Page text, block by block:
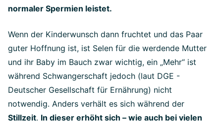
normaler Spermien leistet.
Wenn der Kinderwunsch dann fruchtet und das Paar
guter Hoffnung ist, ist Selen für die werdende Mutter
und ihr Baby im Bauch zwar wichtig, ein „Mehr“ ist
während Schwangerschaft jedoch (laut DGE -
Deutscher Gesellschaft für Ernährung) nicht
notwendig. Anders verhält es sich während der
Stillzeit. In dieser erhöht sich – wie auch bei vielen